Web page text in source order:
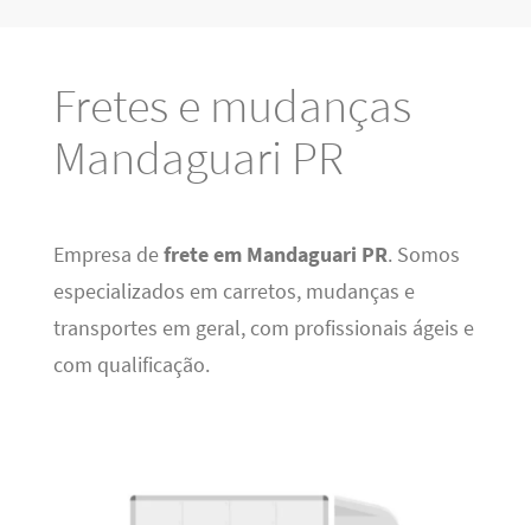
Fretes e mudanças
Mandaguari PR
Empresa defrete em Mandaguari PR. Somos
especializados em carretos, mudanças e
transportes em geral, com profissionais ágeis e
com qualificação.